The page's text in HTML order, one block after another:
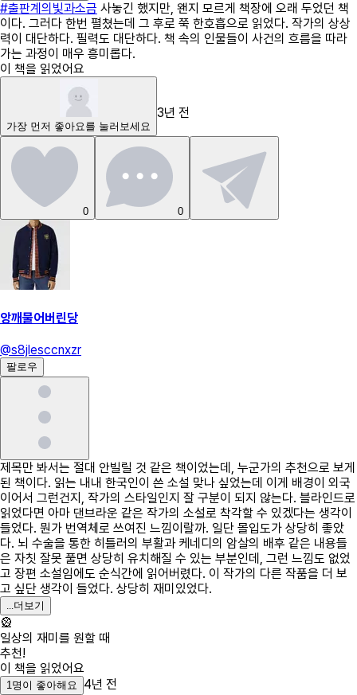
#출판계의빛과소금 사놓긴 했지만, 왠지 모르게 책장에 오래 두었던 책
이다. 그러다 한번 펼쳤는데 그 후로 쭉 한호흡으로 읽었다. 작가의 상상
력이 대단하다. 필력도 대단하다. 책 속의 인물들이 사건의 흐름을 따라
가는 과정이 매우 흥미롭다.
이 책을 읽었어요
가장 먼저 좋아요를 눌러보세요
3년 전
0 0
앙깨물어버린당
@s8jlesccnxzr
팔로우
제목만 봐서는 절대 안빌릴 것 같은 책이었는데, 누군가의 추천으로 보게
된 책이다. 읽는 내내 한국인이 쓴 소설 맞나 싶었는데 이게 배경이 외국
이어서 그런건지, 작가의 스타일인지 잘 구분이 되지 않는다. 블라인드로
읽었다면 아마 댄브라운 같은 작가의 소설로 착각할 수 있겠다는 생각이
들었다. 뭔가 번역체로 쓰여진 느낌이랄까. 일단 몰입도가 상당히 좋았
다. 뇌 수술을 통한 히틀러의 부활과 케네디의 암살의 배후 같은 내용들
은 자칫 잘못 풀면 상당히 유치해질 수 있는 부분인데, 그런 느낌도 없었
고 장편 소설임에도 순식간에 읽어버렸다. 이 작가의 다른 작품을 더 보
고 싶단 생각이 들었다. 상당히 재미있었다.
더보기
🎡
일상의 재미를 원할 때
추천!
이 책을 읽었어요
1 명 이 좋아해요 4년 전